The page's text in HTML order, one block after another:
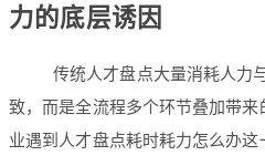
力的底层诱因
传统人才盘点大量消耗人力
致，而是全流程多个环节叠加带
业遇到人才盘点耗时耗力怎么办这